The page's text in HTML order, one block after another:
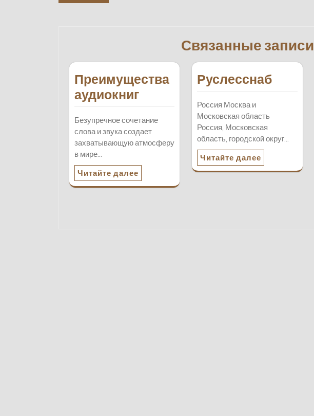
Связанные записи
Преимущества
аудиокниг
Безупречное сочетание
слова и звука создает
захватывающую атмосферу
в мире…
Читайте далее
Руслесснаб
Россия Москва и
Московская область
Россия, Московская
область, городской округ…
Читайте далее